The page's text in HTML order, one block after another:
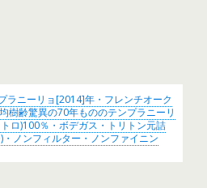
ラニーリョ[2014]年・フレンチオーク
樹齢驚異の70年もののテンプラニーリ
ロ)100％・ボデガス・トリトン元詰
ノンフィルター・ノンファイニン